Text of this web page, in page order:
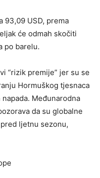
93,09 USD, prema
će odmah skočiti
po barelu.
“rizik premije” jer su se
Hormuškog tjesnaca
Međunarodna
da su globalne
ljetnu sezonu,